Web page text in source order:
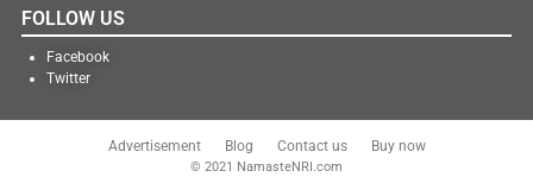
FOLLOW US
Facebook
Twitter
Advertisement Blog Contact us Buy now
© 2021 NamasteNRI.com